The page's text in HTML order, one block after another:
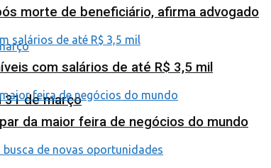
31 de março
morte de beneficiário, afirma advogado
com salários de até R$ 3,5 mil
da maior feira de negócios do mundo